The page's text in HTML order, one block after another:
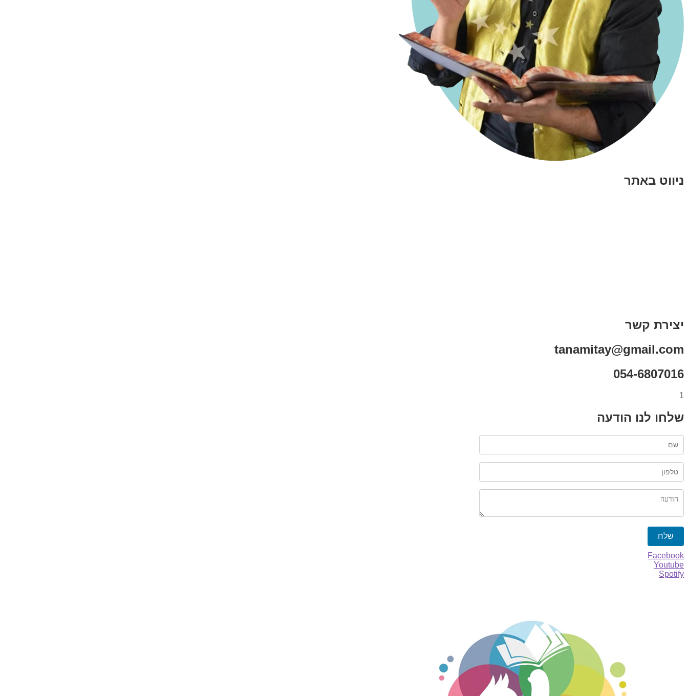
ניווט באתר
יצירת קשר
tanamitay@gmail.com
054-6807016
1
שלחו לנו הודעה
שלח
Facebook
Youtube
Spotify